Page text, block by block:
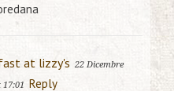
at lizzy's 22 Dicembre
17:01 Reply